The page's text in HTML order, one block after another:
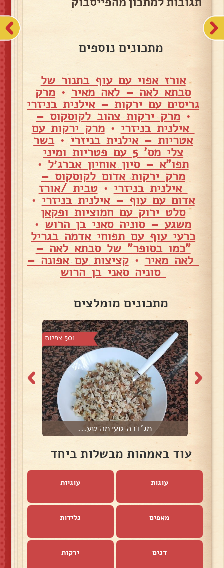
מתכונים נוספים
אורז אפוי עם עוף בתנור של
סבתא לאה – לאה מאיר • מרק
גריסים עם ירקות – אילנית בניזרי
•מרק ירקות צהוב לקוסקוס –
אילנית בניזרי •מרק ירקות עם
אטריות – אילנית בניזרי •בשר
צלי מס' 5 עם פטריות ומיני
תפו"א – סיון אוחיון אברג׳ל •
מרק ירקות אדום לקוסקוס –
אילנית בניזרי •טבית /אורז
אדום עם עוף – אילנית בניזרי •
סלט ירוק עם חמוציות ופקאן
משגע – סוניה סאני בן הרוש •
כרעי עוף עם תפוחי אדמה בגריל
"כמו בסופר" של סבתא לאה –
לאה מאיר •קציצות עם אפונה –
סוניה סאני בן הרוש
מתכונים מומלצים
501 צפיות
מג'דרה טעימה טע...
עוד באמהות מבשלות ביחד
עוגות עוגיות
מאפים גלידות
דגים ירקות